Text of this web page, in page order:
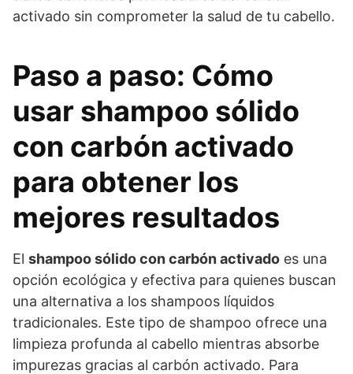
activado sin comprometer la salud de tu cabello.
Paso a paso: Cómo
usar shampoo sólido
con carbón activado
para obtener los
mejores resultados
El shampoo sólido con carbón activado es una
opción ecológica y efectiva para quienes buscan
una alternativa a los shampoos líquidos
tradicionales. Este tipo de shampoo ofrece una
limpieza profunda al cabello mientras absorbe
impurezas gracias al carbón activado. Para